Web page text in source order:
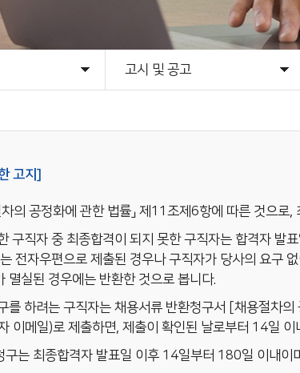
고시 및 공고
고지]
차의 공정화에 관한 법률」 제11조제6항에 따른 것으
구직자 중 최종합격이 되지 못한 구직자는 합격자 발
전자우편으로 제출된 경우나 구직자가 당사의 요구
멸실된 경우에는 반환한 것으로 봅니다.
를 하려는 구직자는 채용서류 반환청구서 [채용절
이메일)로 제출하면, 제출이 확인된 날로부터 14일
구는 최종합격자 발표일 이후 14일부터 180일 이내이